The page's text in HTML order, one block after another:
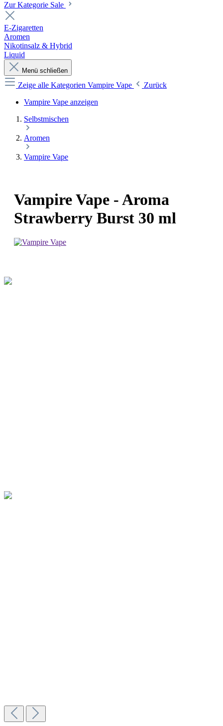
Zur Kategorie Sale
E-Zigaretten
Aromen
Nikotinsalz & Hybrid
Liquid
Menü schließen
Zeige alle Kategorien Vampire Vape
Zurück
Vampire Vape anzeigen
Selbstmischen
Aromen
Vampire Vape
Vampire Vape - Aroma
Strawberry Burst 30 ml